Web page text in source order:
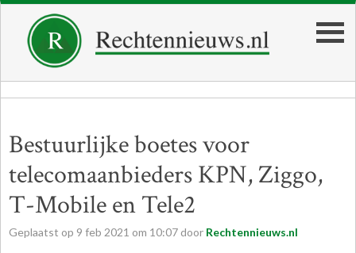
Bestuurlijke boetes voor
telecomaanbieders KPN, Ziggo,
T-Mobile en Tele2
Geplaatst op 9 feb 2021 om 10:07 door Rechtennieuws.nl